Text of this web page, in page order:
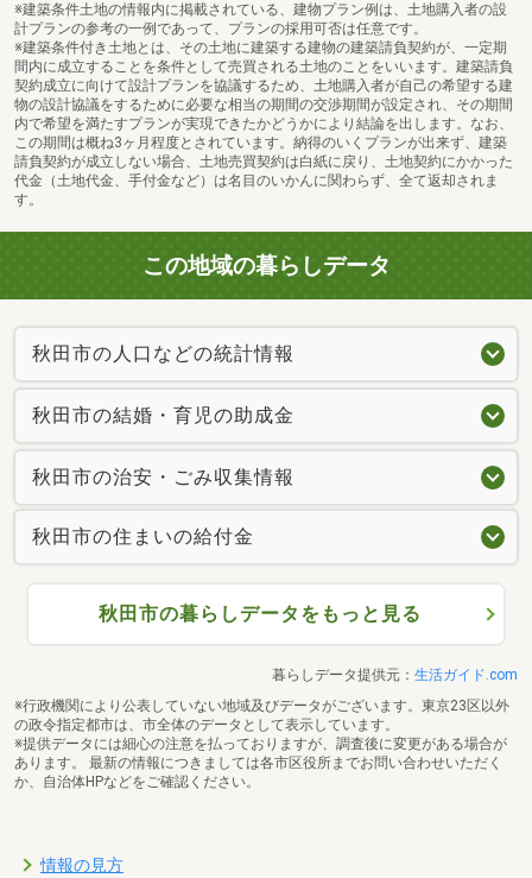
※建築条件土地の情報内に掲載されている、建物プラン例は、土地購入者の設
計プランの参考の一例であって、プランの採用可否は任意です。
※建築条件付き土地とは、その土地に建築する建物の建築請負契約が、一定期
間内に成立することを条件として売買される土地のことをいいます。建築請負
契約成立に向けて設計プランを協議するため、土地購入者が自己の希望する建
物の設計協議をするために必要な相当の期間の交渉期間が設定され、その期間
内で希望を満たすプランが実現できたかどうかにより結論を出します。なお、
この期間は概ね3ヶ月程度とされています。納得のいくプランが出来ず、建築
請負契約が成立しない場合、土地売買契約は白紙に戻り、土地契約にかかった
代金（土地代金、手付金など）は名目のいかんに関わらず、全て返却されま
す。
この地域の暮らしデータ
秋田市の人口などの統計情報
秋田市の結婚・育児の助成金
秋田市の治安・ごみ収集情報
秋田市の住まいの給付金
秋田市の暮らしデータをもっと見る
暮らしデータ提供元： 生活ガイド.com
※行政機関により公表していない地域及びデータがございます。東京23区以外
の政令指定都市は、市全体のデータとして表示しています。
※提供データには細心の注意を払っておりますが、調査後に変更がある場合が
あります。 最新の情報につきましては各市区役所までお問い合わせいただく
か、自治体HPなどをご確認ください。
情報の見方